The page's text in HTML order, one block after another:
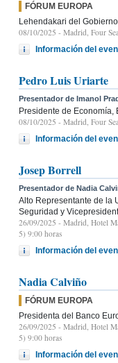
FÓRUM EUROPA
Lehendakari del
08/10/2025 - Madrid, Four
Información del
Pedro Luis Uriarte
Presentador de Imanol
Presidente de Economía,
08/10/2025 - Madrid, Four
Información del
Josep Borrell
Presentador de Nadia
Alto Representante de la
Seguridad y
26/09/2025 - Madrid, Hotel
5) 9:00 horas
Información del
Nadia Calviño
FÓRUM EUROPA
Presidenta del Banco
26/09/2025 - Madrid, Hotel
5) 9:00 horas
Información del